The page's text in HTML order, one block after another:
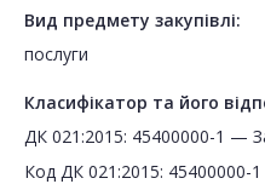
Вид предмету закупівлі:
послуги
Класифікатор та його
ДК 021:2015: 45400000-1 —
Код ДК 021:2015: 45400000-